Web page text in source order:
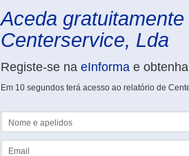
Aceda
Centerservice, Lda
Registe-se na eInforma e obtenha
Em 10 segundos terá acesso ao relatório de